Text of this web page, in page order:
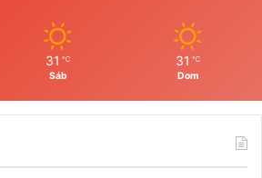
31 ℃
Sáb
31 ℃
Dom